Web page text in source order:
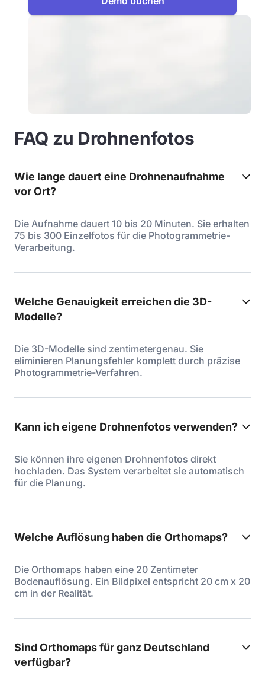
FAQ zu Drohnenfotos
Wie lange dauert eine Drohnenaufnahme
vor Ort?
Die Aufnahme dauert 10 bis 20 Minuten. Sie erhalten
75 bis 300 Einzelfotos für die Photogrammetrie-
Verarbeitung.
Welche Genauigkeit erreichen die 3D-
Modelle?
Die 3D-Modelle sind zentimetergenau. Sie
eliminieren Planungsfehler komplett durch präzise
Photogrammetrie-Verfahren.
Kann ich eigene Drohnenfotos verwenden?
Sie können ihre eigenen Drohnenfotos direkt
hochladen. Das System verarbeitet sie automatisch
für die Planung.
Welche Auflösung haben die Orthomaps?
Die Orthomaps haben eine 20 Zentimeter
Bodenauflösung. Ein Bildpixel entspricht 20 cm x 20
cm in der Realität.
Sind Orthomaps für ganz Deutschland
verfügbar?